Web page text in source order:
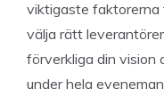
viktigaste
välja rätt
förverkliga din vision
under hela